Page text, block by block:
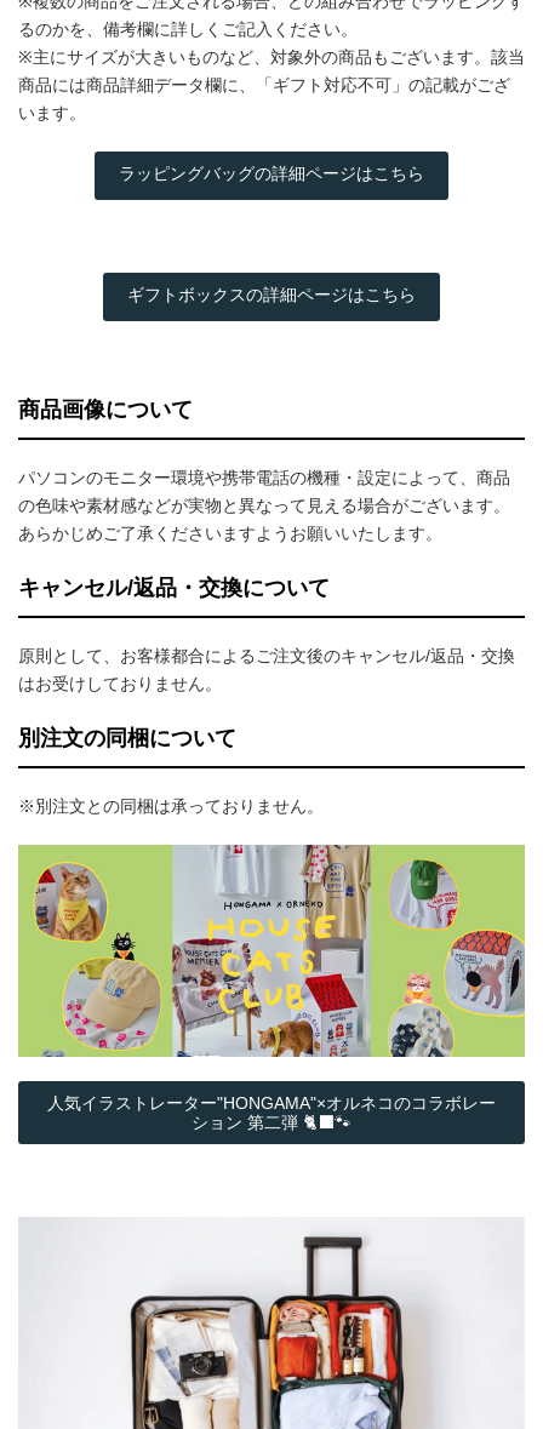
るのかを、備考欄に詳しくご記入ください。
※主にサイズが大きいものなど、対象外の商品もございます。該当
商品には商品詳細データ欄に、「ギフト対応不可」の記載がござ
います。
ラッピングバッグの詳細ページはこちら
ギフトボックスの詳細ページはこちら
商品画像について
パソコンのモニター環境や携帯電話の機種・設定によって、商品
の色味や素材感などが実物と異なって見える場合がございます。
あらかじめご了承くださいますようお願いいたします。
キャンセル/返品・交換について
原則として、お客様都合によるご注文後のキャンセル/返品・交換
はお受けしておりません。
別注文の同梱について
※別注文との同梱は承っておりません。
人気イラストレーター"HONGAMA"×オルネコの​コラボレー
ション 第二弾 🐈‍⬛🐾